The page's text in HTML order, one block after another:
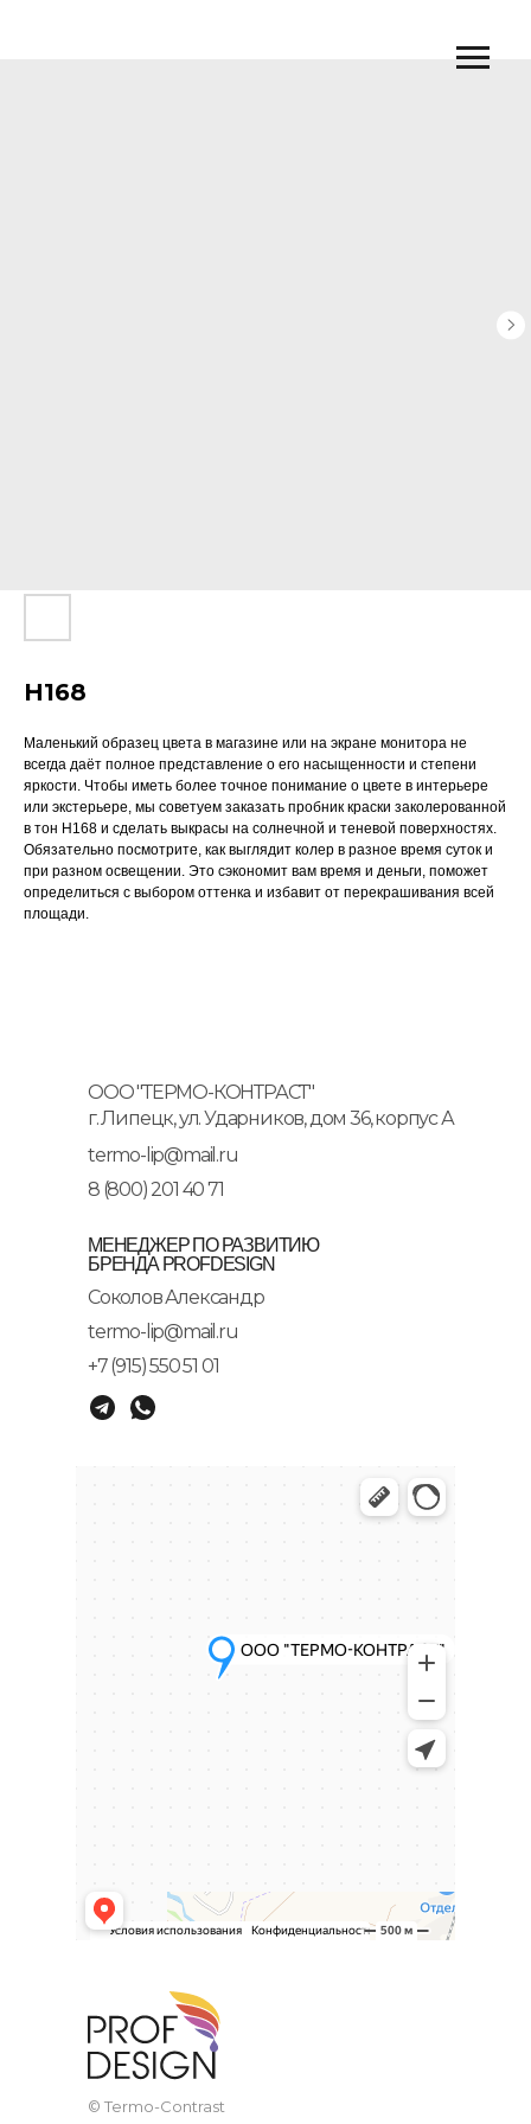
H168
Маленький образец цвета в магазине или на экране монитора не
всегда даёт полное представление о его насыщенности и степени
яркости. Чтобы иметь более точное понимание о цвете в интерьере
или экстерьере, мы советуем заказать пробник краски заколерованной
в тон H168 и сделать выкрасы на солнечной и теневой поверхностях.
Обязательно посмотрите, как выглядит колер в разное время суток и
при разном освещении. Это сэкономит вам время и деньги, поможет
определиться с выбором оттенка и избавит от перекрашивания всей
площади.
ООО "ТЕРМО-КОНТРАСТ"
г. Липецк, ул. Ударников, дом 36, корпус А
termo-lip@mail.ru
8 (800) 201 40 71
Соколов Александр
termo-lip@mail.ru
+7 (915) 550 51 01
МЕНЕДЖЕР ПО РАЗВИТИЮ
БРЕНДА PROFDESIGN
© Termo-Contrast